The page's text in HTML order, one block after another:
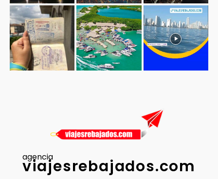
agencia
viajesrebajados.com